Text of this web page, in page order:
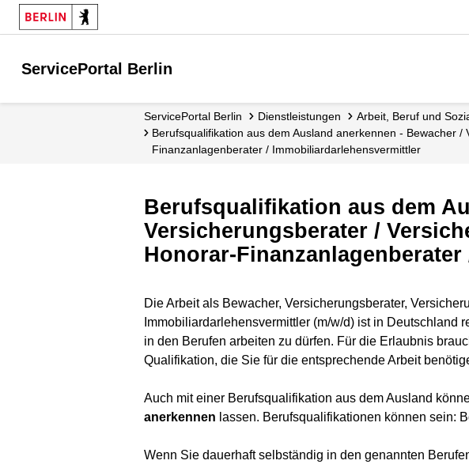
ServicePortal Berlin
ServicePortal Berlin Dienstleistungen
Arbeit, Beruf und
Berufsqualifikation aus dem Ausland anerkennen - Bewacher / Versicherungsberater / Versicherungsvermittler / Finanzanlagenvermittler / Honorar-
Finanzanlagenberater / Immobiliardarlehensvermittler
Berufsqualifikation aus dem
Versicherungsberater /
Honorar-
Die Arbeit als Bewacher, Versicherungsberater,
Immobiliardarlehensvermittler (m/w/d) ist in
in den Berufen arbeiten zu dürfen. Für die Erlaubnis
Qualifikation, die Sie für die entsprechende Arbeit
Auch mit einer Berufsqualifikation aus dem Ausland
anerkennen lassen. Berufsqualifikationen können sein:
Wenn Sie dauerhaft selbständig in den genannten